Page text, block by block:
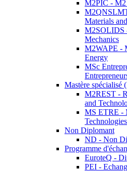
M2PIC - M2
Materials
M2SOLIDS
Mechanics
M2WAPE -
Energy
MSc
Mastère spécialisé
M2REST -
and
MS ETRE -
Non Diplomant
ND - Non
Programme
EuroteQ -
PEI -